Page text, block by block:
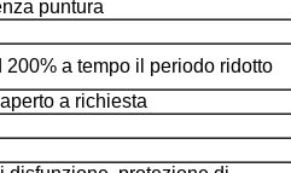
puntura
a tempo il periodo ridotto
a richiesta